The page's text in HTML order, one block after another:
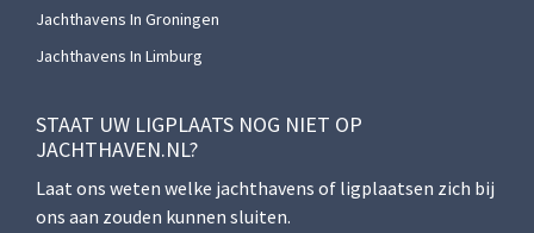
Jachthavens In Groningen
Jachthavens In Limburg
STAAT UW LIGPLAATS NOG NIET OP
JACHTHAVEN.NL?
Laat ons weten welke jachthavens of ligplaatsen zich bij
ons aan zouden kunnen sluiten.